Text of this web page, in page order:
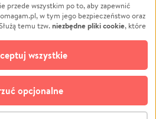
Edukacja
Podróż
Impreza
Ochrona środowiska
Biznes
SP. Z O.O.
wszystkim po to, aby zapewnić
w tym jego bezpieczeństwo oraz
temu tzw.niezbędne pliki cookie, które
plików cookie
i retargetingowych. Możesz wyrazić
W dowolnym momencie masz
na stronie „Zarządzaj zgodami cookie”,
serwisu Pomagam.pl. Opcjonalne pliki
celach:
opcjonalne
wszystkie